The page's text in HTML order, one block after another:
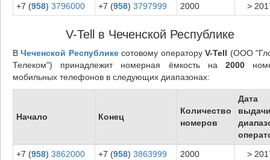
+7 (958) 3796000 +7 (958) 3797999 2000 >
V-Tell в Чеченской Республике
ВЧеченской Республикесотовому операторуV-Tell (ООО
Телеком") принадлежит номерная ёмкость на2000
мобильных телефонов в следующих диапазонах:
Начало Конец
Количество
номеров
Дата
+7 (958) 3862000 +7 (958) 3863999 2000 >